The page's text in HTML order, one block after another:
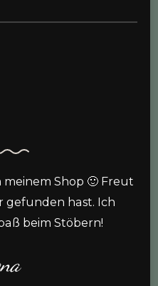
Shop 🙂 Freut
gefunden hast. Ich
beim Stöbern!